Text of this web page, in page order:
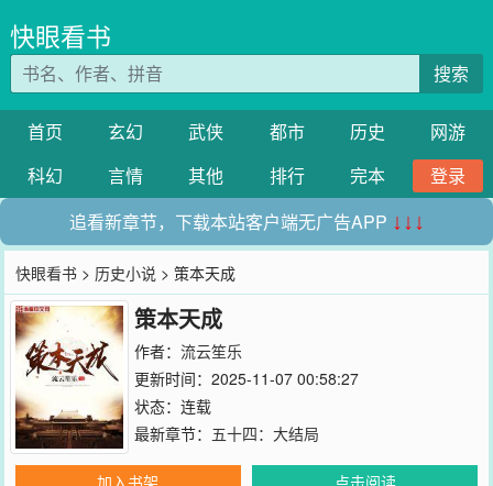
快眼看书
搜索
首页 玄幻 武侠 都市 历史
网游
科幻
言情 其他 排行 完本
登录
追看新章节，下载本站客户端无广告APP ↓↓↓
快眼看书 > 历史小说 > 策本天成
策本天成
作者： 流云笙乐
更新时间：2025-11-07 00:58:27
状态：连载
最新章节： 五十四：大结局
加入书架
点击阅读